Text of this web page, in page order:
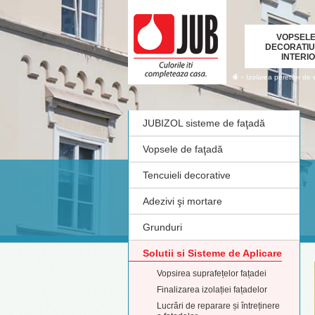
› Izolarea peretilor de
JUBIZOL sisteme de faţadă
Vopsele de faţadă
Tencuieli decorative
Adezivi şi mortare
Grunduri
Solutii si Sisteme de Aplicare
Vopsirea suprafețelor fațadei
Finalizarea izolației fațadelor
Lucrări de reparare și întreținere